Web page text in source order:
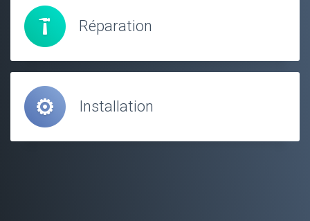
Réparation
Installation